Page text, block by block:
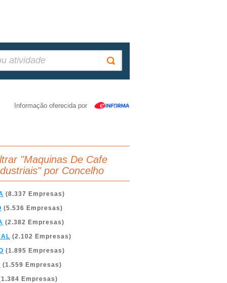
Informação oferecida por
"Maquinas De Cafe
por Concelho
(8.337 Empresas)
(5.536 Empresas)
(2.382 Empresas)
(2.102 Empresas)
(1.895 Empresas)
(1.559 Empresas)
Empresas)